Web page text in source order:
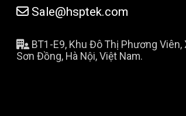
Sale@hsptek.com
BT1-E9, Khu Đô Thị Phương Viên,
Sơn Đồng, Hà Nội, Việt Nam.